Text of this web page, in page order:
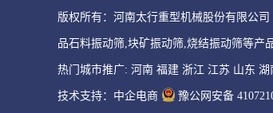
版权所有：河南太行重型机械股份有限公
品石料振动筛,块矿振动筛,烧结振动筛等产
热门城市推广: 河南 福建 浙江 江苏 山东 湖
技术支持：中企电商 豫公网安备